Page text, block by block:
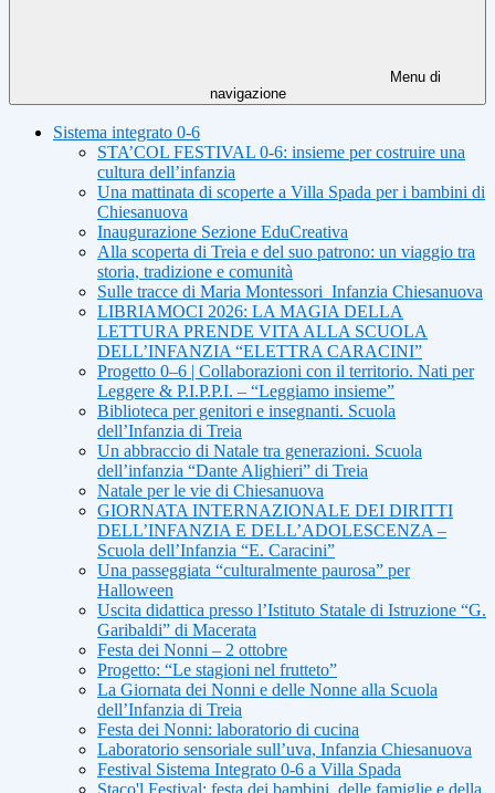
Menu di
navigazione
Sistema integrato 0-6
STA’COL FESTIVAL 0-6: insieme per costruire una
cultura dell’infanzia
Una mattinata di scoperte a Villa Spada per i bambini di
Chiesanuova
Inaugurazione Sezione EduCreativa
Alla scoperta di Treia e del suo patrono: un viaggio tra
storia, tradizione e comunità
Sulle tracce di Maria Montessori_Infanzia Chiesanuova
LIBRIAMOCI 2026: LA MAGIA DELLA
LETTURA PRENDE VITA ALLA SCUOLA
DELL’INFANZIA “ELETTRA CARACINI”
Progetto 0–6 | Collaborazioni con il territorio. Nati per
Leggere & P.I.P.P.I. – “Leggiamo insieme”
Biblioteca per genitori e insegnanti. Scuola
dell’Infanzia di Treia
Un abbraccio di Natale tra generazioni. Scuola
dell’infanzia “Dante Alighieri” di Treia
Natale per le vie di Chiesanuova
GIORNATA INTERNAZIONALE DEI DIRITTI
DELL’INFANZIA E DELL’ADOLESCENZA –
Scuola dell’Infanzia “E. Caracini”
Una passeggiata “culturalmente paurosa” per
Halloween
Uscita didattica presso l’Istituto Statale di Istruzione “G.
Garibaldi” di Macerata
Festa dei Nonni – 2 ottobre
Progetto: “Le stagioni nel frutteto”
La Giornata dei Nonni e delle Nonne alla Scuola
dell’Infanzia di Treia
Festa dei Nonni: laboratorio di cucina
Laboratorio sensoriale sull’uva, Infanzia Chiesanuova
Festival Sistema Integrato 0-6 a Villa Spada